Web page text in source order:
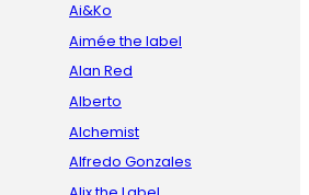
Ai&Ko
Aimée the label
Alan Red
Alberto
Alchemist
Alfredo Gonzales